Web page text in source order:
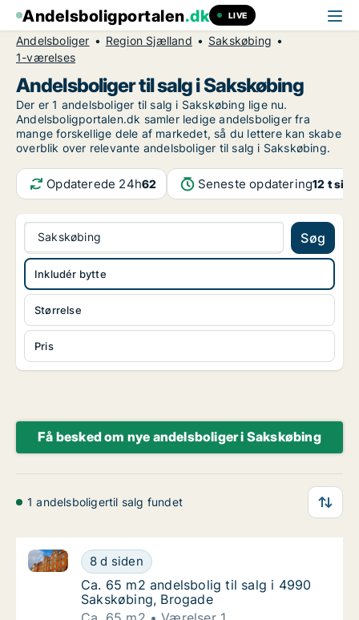
Andelsboligportalen.dk LIVE
Andelsboliger Region Sjælland
Sakskøbing
1-værelses
Andelsboliger til salg i Sakskøbing
Der er 1 andelsboliger til salg i Sakskøbing lige nu.
Andelsboligportalen.dk samler ledige andelsboliger fra
mange forskellige dele af markedet, så du lettere kan skabe
overblik over relevante andelsboliger til salg i Sakskøbing.
Opdaterede 24h62 Seneste opdatering12 t
Sakskøbing Søg
Størrelse
Pris
Inkludér bytte
Få besked om nye andelsboliger i Sakskøbing
1 andelsboligertil salg fundet
Ca. 65 m2 andelsbolig til salg i 4990
8 d siden
Ca. 65 m2 andelsbolig til salg i 4990 Sakskøbing,
Ca. 65 m2 andelsbolig til salg i 4990
Ca. 65 m2 andelsbolig til salg i 4990
Sakskøbing, Brogade